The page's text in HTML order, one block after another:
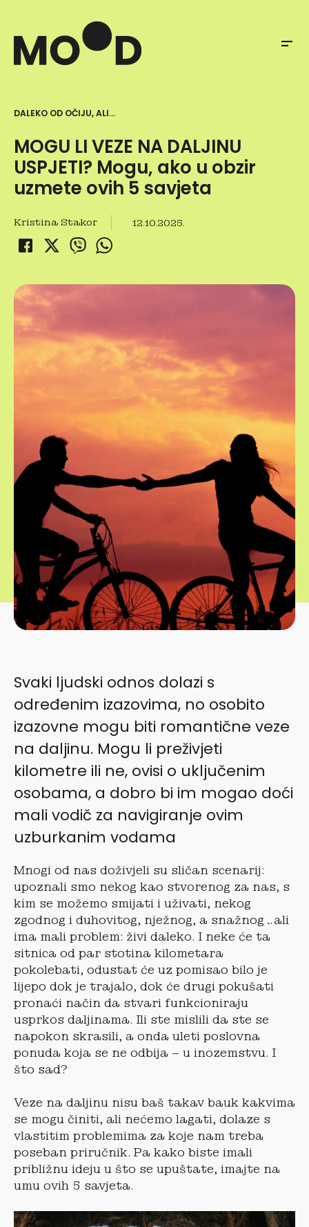
DALEKO OD OČIJU, ALI...
MOGU LI VEZE NA DALJINU
USPJETI? Mogu, ako u obzir
uzmete ovih 5 savjeta
Kristina Stakor 12.10.2025.
Svaki ljudski odnos dolazi s
određenim izazovima, no osobito
izazovne mogu biti romantične veze
na daljinu. Mogu li preživjeti
kilometre ili ne, ovisi o uključenim
osobama, a dobro bi im mogao doći
mali vodič za navigiranje ovim
uzburkanim vodama
Mnogi od nas doživjeli su sličan scenarij:
upoznali smo nekog kao stvorenog za nas, s
kim se možemo smijati i uživati, nekog
zgodnog i duhovitog, nježnog, a snažnog…ali
ima mali problem: živi daleko. I neke će ta
sitnica od par stotina kilometara
pokolebati, odustat će uz pomisao bilo je
lijepo dok je trajalo, dok će drugi pokušati
pronaći način da stvari funkcioniraju
usprkos daljinama. Ili ste mislili da ste se
napokon skrasili, a onda uleti poslovna
ponuda koja se ne odbija – u inozemstvu. I
što sad?
Veze na daljinu nisu baš takav bauk kakvima
se mogu činiti, ali nećemo lagati, dolaze s
vlastitim problemima za koje nam treba
poseban priručnik. Pa kako biste imali
približnu ideju u što se upuštate, imajte na
umu ovih 5 savjeta.